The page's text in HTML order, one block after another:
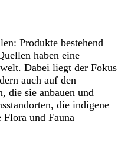
Produkte bestehend
haben eine
Dabei liegt der Fokus
auch auf den
die sie anbauen und
die indigene
Flora und Fauna